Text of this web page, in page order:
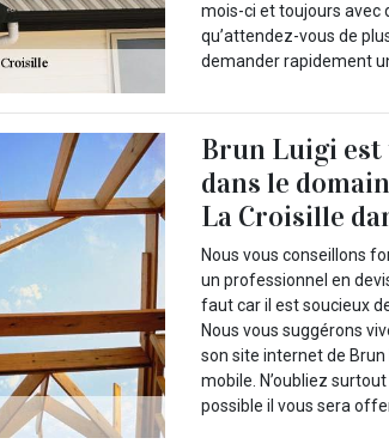
mois-ci et toujours avec
qu’attendez-vous de
demander rapidement
Brun Luigi est
dans le
La Croisille
Nous vous conseillons
un professionnel en
faut car il est soucieux
Nous vous suggérons
son site internet de
mobile. N’oubliez
possible il vous sera